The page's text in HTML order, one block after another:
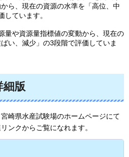
ら、現在の資源の水準を「高位、中
しています。
量や資源量指標値の変動から、現在の
い、減少」の3段階で評価していま
細版
崎県水産試験場のホームページにて
ンクからご覧になれます。